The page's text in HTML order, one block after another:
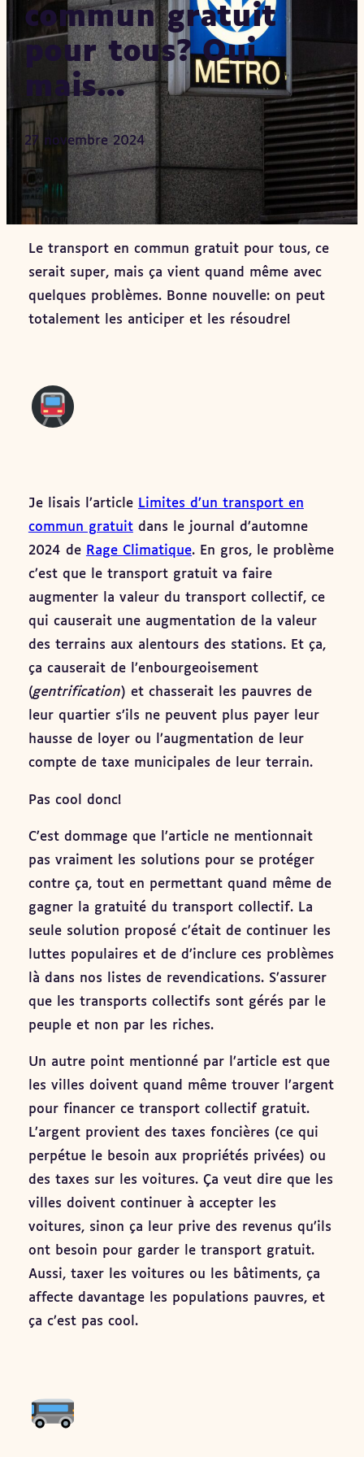
commun gratuit
pour tous? Oui
mais…
27 novembre 2024
Le transport en commun gratuit pour tous, ce
serait super, mais ça vient quand même avec
quelques problèmes. Bonne nouvelle: on peut
totalement les anticiper et les résoudre!
Je lisais l’article Limites d’un transport en
commun gratuitdans le journal d’automne
2024 de Rage Climatique. En gros, le problème
c’est que le transport gratuit va faire
augmenter la valeur du transport collectif, ce
qui causerait une augmentation de la valeur
des terrains aux alentours des stations. Et ça,
ça causerait de l’enbourgeoisement
(gentrification) et chasserait les pauvres de
leur quartier s’ils ne peuvent plus payer leur
hausse de loyer ou l’augmentation de leur
compte de taxe municipales de leur terrain.
Pas cool donc!
C’est dommage que l’article ne mentionnait
pas vraiment les solutions pour se protéger
contre ça, tout en permettant quand même de
gagner la gratuité du transport collectif. La
seule solution proposé c’était de continuer les
luttes populaires et de d’inclure ces problèmes
là dans nos listes de revendications. S’assurer
que les transports collectifs sont gérés par le
peuple et non par les riches.
Un autre point mentionné par l’article est que
les villes doivent quand même trouver l’argent
pour financer ce transport collectif gratuit.
L’argent provient des taxes foncières (ce qui
perpétue le besoin aux propriétés privées) ou
des taxes sur les voitures. Ça veut dire que les
villes doivent continuer à accepter les
voitures, sinon ça leur prive des revenus qu’ils
ont besoin pour garder le transport gratuit.
Aussi, taxer les voitures ou les bâtiments, ça
affecte davantage les populations pauvres, et
ça c’est pas cool.